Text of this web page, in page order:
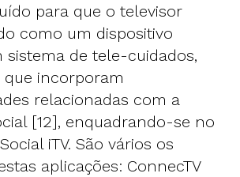
para que o televisor
como um dispositivo
de tele-cuidados,
que incorporam
relacionadas com a
[12], enquadrando-se no
iTV. São vários os
aplicações: ConnecTV